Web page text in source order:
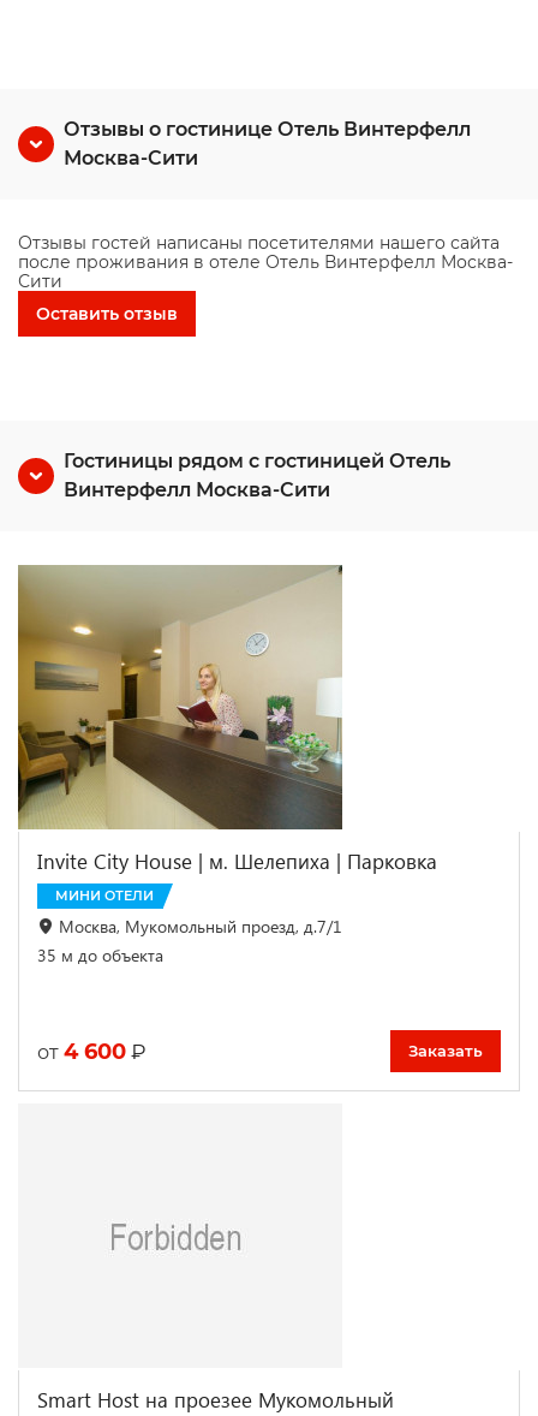
Отзывы о гостинице Отель Винтерфелл
Москва-Сити
Отзывы гостей написаны посетителями нашего сайта
после проживания в отеле Отель Винтерфелл Москва-
Сити
Оставить отзыв
Гостиницы рядом с гостиницей Отель
Винтерфелл Москва-Сити
Invite City House | м. Шелепиха | Парковка
МИНИ ОТЕЛИ
Москва, Мукомольный проезд, д.7/1
35 м до объекта
от 4 600 ₽ Заказать
Smart Host на проезее Мукомольный